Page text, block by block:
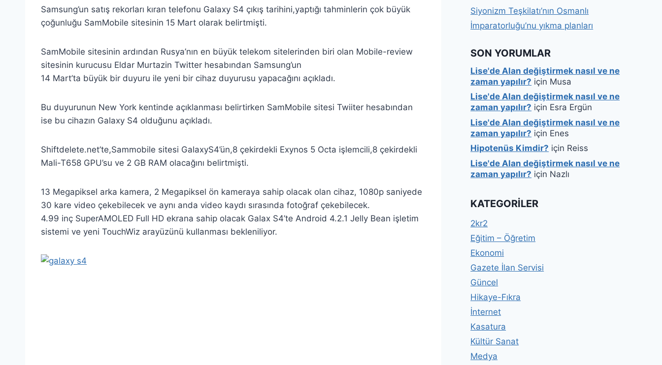
Samsung’un satış rekorları kıran telefonu Galaxy S4 çıkış tarihini,yaptığı tahminlerin çok büyük
çoğunluğu SamMobile sitesinin 15 Mart olarak belirtmişti.
SamMobile sitesinin ardından Rusya’nın en büyük telekom sitelerinden biri olan Mobile-review
sitesinin kurucusu Eldar Murtazin Twitter hesabından Samsung’un
14 Mart’ta büyük bir duyuru ile yeni bir cihaz duyurusu yapacağını açıkladı.
Bu duyurunun New York kentinde açıklanması belirtirken SamMobile sitesi Twiiter hesabından
ise bu cihazın Galaxy S4 olduğunu açıkladı.
Shiftdelete.net’te,Sammobile sitesi GalaxyS4’ün,8 çekirdekli Exynos 5 Octa işlemcili,8 çekirdekli
Mali-T658 GPU’su ve 2 GB RAM olacağını belirtmişti.
13 Megapiksel arka kamera, 2 Megapiksel ön kameraya sahip olacak olan cihaz, 1080p saniyede
30 kare video çekebilecek ve aynı anda video kaydı sırasında fotoğraf çekebilecek.
4.99 inç SuperAMOLED Full HD ekrana sahip olacak Galax S4’te Android 4.2.1 Jelly Bean işletim
sistemi ve yeni TouchWiz arayüzünü kullanması bekleniliyor.
Siyonizm Teşkilatı’nın Osmanlı
İmparatorluğu’nu yıkma planları
SON YORUMLAR
Lise'de Alan değiştirmek nasıl ve ne
zaman yapılır? için Musa
Lise'de Alan değiştirmek nasıl ve ne
zaman yapılır? için Esra Ergün
Lise'de Alan değiştirmek nasıl ve ne
zaman yapılır? için Enes
Hipotenüs Kimdir? için Reiss
Lise'de Alan değiştirmek nasıl ve ne
zaman yapılır? için Nazlı
KATEGORILER
2kr2
Eğitim – Öğretim
Ekonomi
Gazete İlan Servisi
Güncel
Hikaye-Fıkra
İnternet
Kasatura
Kültür Sanat
Medya